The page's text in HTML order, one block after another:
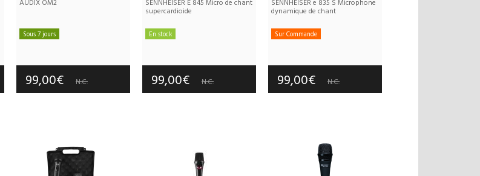
Sous 7 jours
Garantie :2 an(s)
99,00€ N.C.
supercardioide
En stock
Garantie :3 an(s)
99,00€ N.C.
dynamique de chant
Sur Commande
Garantie :3 an(s)
99,00€ N.C.